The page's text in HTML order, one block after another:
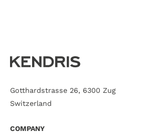
Gotthardstrasse 26, 6300 Zug
Switzerland
COMPANY